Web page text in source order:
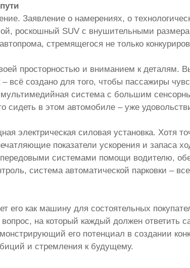
Заявление о намерениях, о
роскошный SUV с внушительными
стремящегося не только
просторностью и вниманием к деталям.
создано для того, чтобы пассажиры
система с большим
сидеть в этом автомобиле – уже
электрическая силовая установка. Хотя
показатели ускорения и запаса
системами помощи водителю,
система автоматической парковки –
его как машину для состоятельных
на который каждый должен ответить
его потенциал в создании
и стремления к будущему.